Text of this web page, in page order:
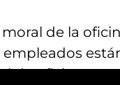
de la
de oficina